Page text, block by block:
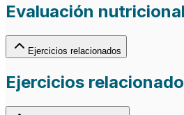
Evaluación nutricional
Ejercicios relacionados
Ejercicios